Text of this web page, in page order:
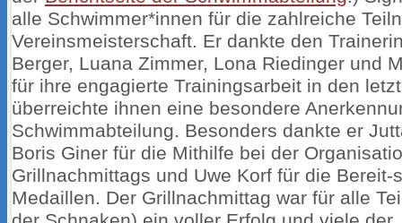
alle Schwimmer*innen für die zahlreiche
Vereinsmeisterschaft. Er dankte den
Berger, Luana Zimmer, Lona Riedinger und
für ihre engagierte Trainingsarbeit in den
überreichte ihnen eine besondere
Schwimmabteilung. Besonders dankte er
Boris Giner für die Mithilfe bei der
Grillnachmittags und Uwe Korf für die Bereit-
Medaillen. Der Grillnachmittag war für alle